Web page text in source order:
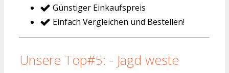
Günstiger Einkaufspreis
Einfach Vergleichen und Bestellen!
Unsere Top#5: - Jagd weste